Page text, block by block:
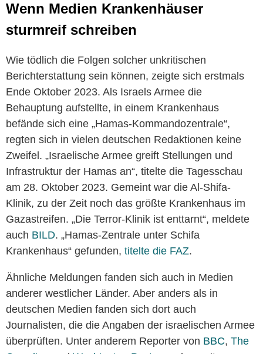
Wenn Medien Krankenhäuser
sturmreif schreiben
Wie tödlich die Folgen solcher unkritischen
Berichterstattung sein können, zeigte sich erstmals
Ende Oktober 2023. Als Israels Armee die
Behauptung aufstellte, in einem Krankenhaus
befände sich eine „Hamas-Kommandozentrale“,
regten sich in vielen deutschen Redaktionen keine
Zweifel. „Israelische Armee greift Stellungen und
Infrastruktur der Hamas an“, titelte die Tagesschau
am 28. Oktober 2023. Gemeint war die Al-Shifa-
Klinik, zu der Zeit noch das größte Krankenhaus im
Gazastreifen. „Die Terror-Klinik ist enttarnt“, meldete
auch BILD. „Hamas-Zentrale unter Schifa
Krankenhaus“ gefunden, titelte die FAZ.
Ähnliche Meldungen fanden sich auch in Medien
anderer westlicher Länder. Aber anders als in
deutschen Medien fanden sich dort auch
Journalisten, die die Angaben der israelischen Armee
überprüften. Unter anderem Reporter von BBC, The